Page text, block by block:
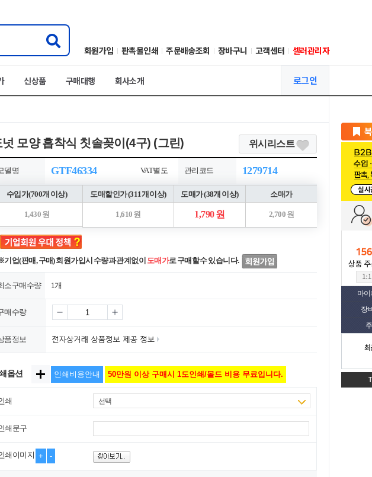
회원가입 판촉물인쇄 주문배송조회 장바구니 고객센터 셀러관리자
신상품 구매대행 회사소개 로그인
마
장
넛 모양 흡착식 칫솔꽂이(4구) (그린) 위시리스트
델명 GTF46334 VAT별도 관리코드 1279714
수입가(700개 이상) 도매할인가 (311개 이상) 도매가 (38개 이상) 소매가
1,430 원 1,610 원 1,790 원 2,700 원
기업(판매, 구매) 회원가입시 수량과 관계없이 도매가로 구매할 수 있습니다.
소구매수량 1개
매수량
품정보
옵션 인쇄비용안내 50만원 이상 구매시 1도인쇄/몰드 비용 무료입니다.
쇄 선택
쇄문구
쇄이미지 + -